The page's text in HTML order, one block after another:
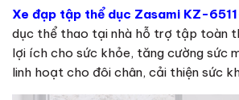
Xe đạp tập thể dục Zasami KZ-6511
dục thể thao tại nhà hỗ trợ tập toàn
lợi ích cho sức khỏe, tăng cường sức
linh hoạt cho đôi chân, cải thiện sức